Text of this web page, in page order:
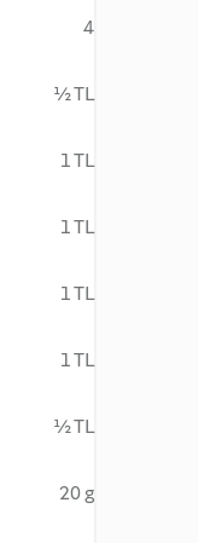
4
½ TL
1 TL
1 TL
1 TL
1 TL
½ TL
20 g